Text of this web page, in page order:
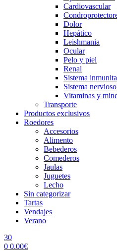
Cardiovascular
Dolor
Hepático
Leishmania
Ocular
Pelo y piel
Renal
Sistema
Sistema nervioso
Vitaminas y
Transporte
Productos exclusivos
Roedores
Accesorios
Alimento
Bebederos
Comederos
Jaulas
Juguetes
Lecho
Sin categorizar
Tartas
Vendajes
Verano
30
0 0.00€